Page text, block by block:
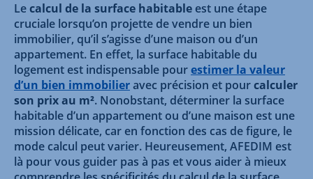
Lecalcul de la surface habitable est une étape
cruciale lorsqu’on projette de vendre un bien
immobilier, qu’il s’agisse d’une maison ou d’un
appartement. En effet, la surface habitable du
logement est indispensable pourestimer la valeur
d’un bien immobilieravec précision et pourcalculer
son prix au m². Nonobstant, déterminer la surface
habitable d’un appartement ou d’une maison est une
mission délicate, car en fonction des cas de figure, le
mode calcul peut varier. Heureusement, AFEDIM est
là pour vous guider pas à pas et vous aider à mieux